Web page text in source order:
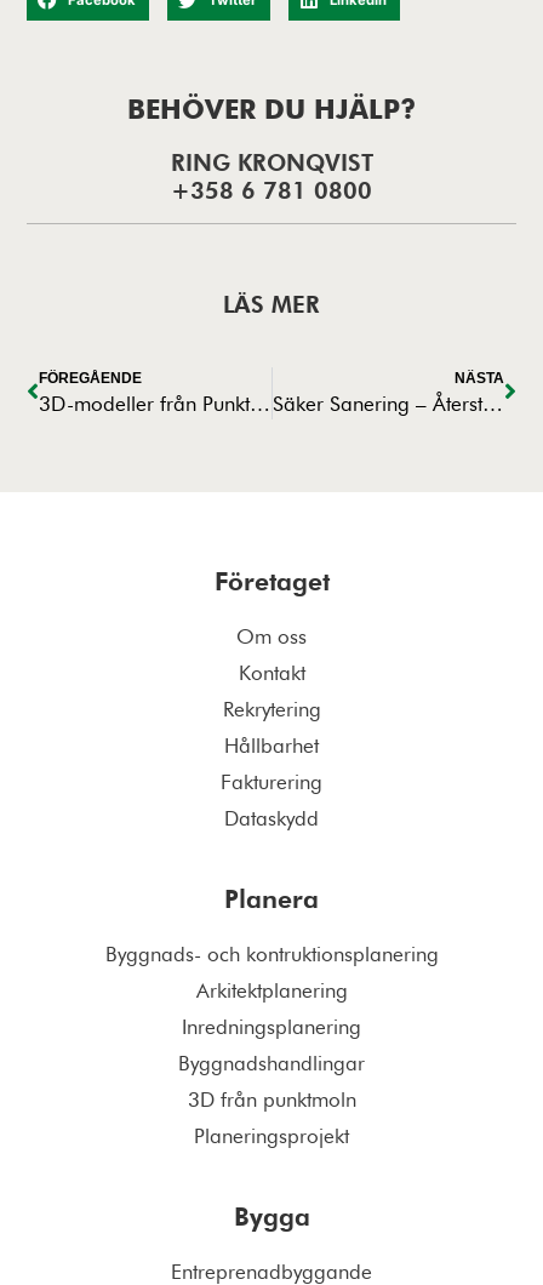
BEHÖVER DU HJÄLP?
RING KRONQVIST
+358 6 781 0800
LÄS MER
FÖREGÅENDE
3D-modeller från Punktmolnsdata
NÄSTA
Säker Sanering – Återställande av Trygghet och Hållbarhet
Företaget
Om oss
Kontakt
Rekrytering
Hållbarhet
Fakturering
Dataskydd
Planera
Byggnads- och kontruktionsplanering
Arkitektplanering
Inredningsplanering
Byggnadshandlingar
3D från punktmoln
Planeringsprojekt
Bygga
Entreprenadbyggande